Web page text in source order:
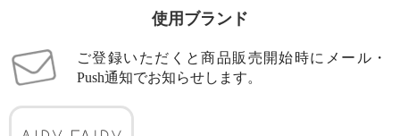
使用ブランド
ご登録いただくと商品販売開始時にメール・
Push通知でお知らせします。